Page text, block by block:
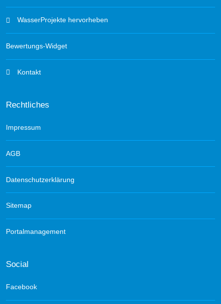
WasserProjekte hervorheben
Bewertungs-Widget
Kontakt
Rechtliches
Impressum
AGB
Datenschutzerklärung
Sitemap
Portalmanagement
Social
Facebook